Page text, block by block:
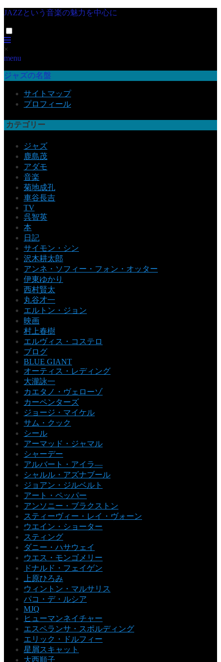
JAZZという音楽の魅力を中心に
×
menu
ジャズの名盤
サイトマップ
プロフィール
カテゴリー
ジャズ
鹿島茂
アダモ
音楽
菊地成孔
車谷長吉
TV
呉智英
本
日記
サイモン・シン
沢木耕太郎
アンネ・ソフィー・フォン・オッター
伊東ゆかり
西村賢太
丸谷才一
エルトン・ジョン
映画
村上春樹
エルヴィス・コステロ
ブログ
BLUE GIANT
オーティス・レディング
大瀧詠一
カエタノ・ヴェローゾ
カーペンターズ
ジョージ・マイケル
サム・クック
シール
アーマッド・ジャマル
シャーデー
アルバート・アイラ―
シャルル・アズナブール
ジョアン・ジルベルト
アート・ペッパー
アンソニー・ブラクストン
スティーヴィー・レイ・ヴォーン
ウエイン・ショーター
スティング
ダニー・ハサウェイ
ウエス・モンゴメリー
ドナルド・フェイゲン
上原ひろみ
ウィントン・マルサリス
パコ・デ・ルシア
MJQ
ヒューマンネイチャー
エスペランサ・スポルディング
エリック・ドルフィー
星屑スキャット
大西順子